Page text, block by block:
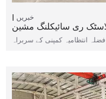
خبریں
ری سائیکلنگ مشین